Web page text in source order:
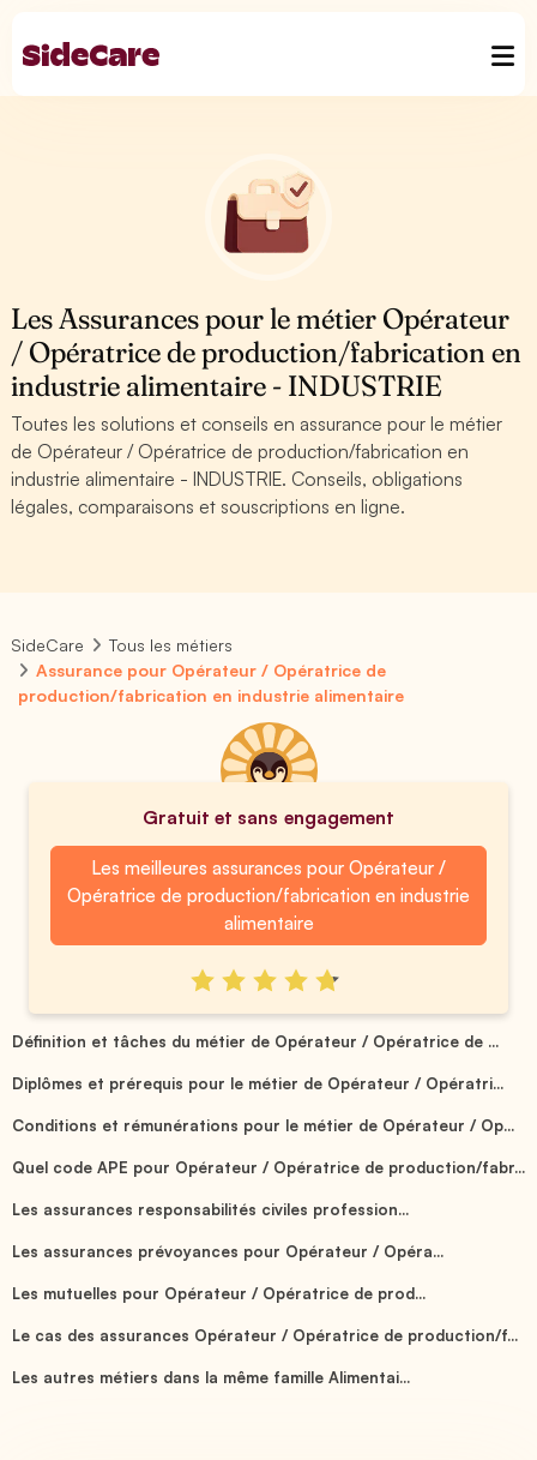
Les Assurances pour le métier Opérateur
/ Opératrice de production/fabrication en
industrie alimentaire - INDUSTRIE
Toutes les solutions et conseils en assurance pour le métier
de Opérateur / Opératrice de production/fabrication en
industrie alimentaire - INDUSTRIE. Conseils, obligations
légales, comparaisons et souscriptions en ligne.
SideCare
Tous les métiers
Assurance pour Opérateur / Opératrice de
production/fabrication en industrie alimentaire
Gratuit et sans engagement
Les meilleures assurances pour Opérateur /
Opératrice de production/fabrication en industrie
alimentaire
Définition et tâches du métier de Opérateur / Opératrice de ...
Diplômes et prérequis pour le métier de Opérateur / Opératri...
Conditions et rémunérations pour le métier de Opérateur / Op...
Quel code APE pour Opérateur / Opératrice de production/fabr...
Les assurances responsabilités civiles profession...
Les assurances prévoyances pour Opérateur / Opéra...
Les mutuelles pour Opérateur / Opératrice de prod...
Le cas des assurances Opérateur / Opératrice de production/f...
Les autres métiers dans la même famille Alimentai...